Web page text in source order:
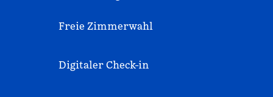
Freie Zimmerwahl
Digitaler Check-in